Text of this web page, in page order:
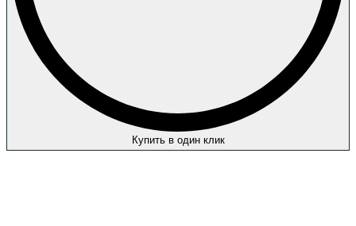
Купить в один клик